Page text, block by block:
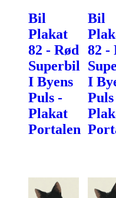
Bil
Plakat
82 - Rød
Superbil
I Byens
Puls -
Plakat
Portalen
Bil
82 -
I